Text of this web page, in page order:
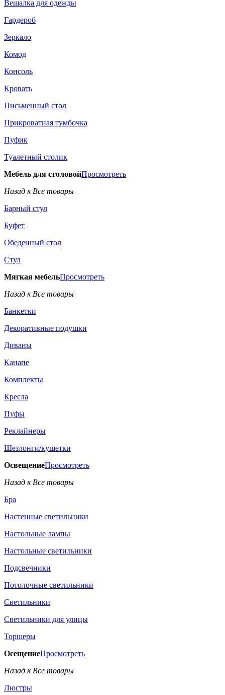
Вешалка для одежды
Гардероб
Зеркало
Комод
Консоль
Кровать
Письменный стол
Прикроватная тумбочка
Пуфик
Туалетный столик
Мебель для столовойПросмотреть
Назад к Все товары
Барный стул
Буфет
Обеденный стол
Стул
Мягкая мебельПросмотреть
Назад к Все товары
Банкетки
Декоративные подушки
Диваны
Канапе
Комплекты
Кресла
Пуфы
Реклайнеры
Шезлонги/кушетки
ОсвещениеПросмотреть
Назад к Все товары
Бра
Настенные светильники
Настольные лампы
Настольные светильники
Подсвечники
Потолочные светильники
Светильники
Светильники для улицы
Торшеры
ОсещениеПросмотреть
Назад к Все товары
Люстры